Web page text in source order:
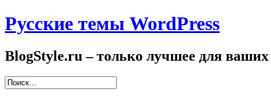
Русские темы WordPress
BlogStyle.ru – только лучшее для ваших